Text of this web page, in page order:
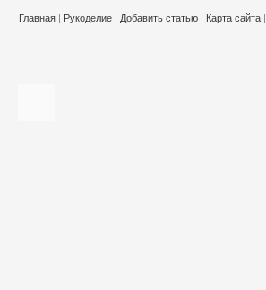
Главная | Рукоделие | Добавить статью | Карта сайта |